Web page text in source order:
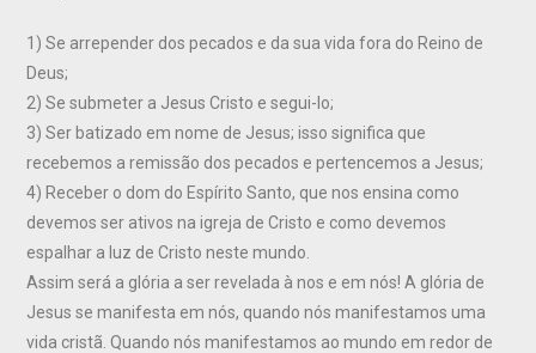
1) Se arrepender dos pecados e da sua vida fora do Reino de
Deus;
2) Se submeter a Jesus Cristo e segui-lo;
3) Ser batizado em nome de Jesus; isso significa que
recebemos a remissão dos pecados e pertencemos a Jesus;
4) Receber o dom do Espírito Santo, que nos ensina como
devemos ser ativos na igreja de Cristo e como devemos
espalhar a luz de Cristo neste mundo.
Assim será a glória a ser revelada à nos e em nós! A glória de
Jesus se manifesta em nós, quando nós manifestamos uma
vida cristã. Quando nós manifestamos ao mundo em redor de